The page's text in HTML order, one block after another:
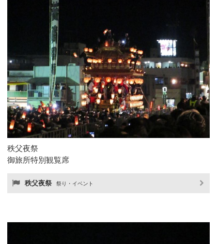
秩父夜祭
御旅所特別観覧席
秩父夜祭 祭り・イベント